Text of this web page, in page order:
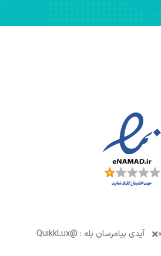
آیدی پیامرسان بله : @QuikkLux